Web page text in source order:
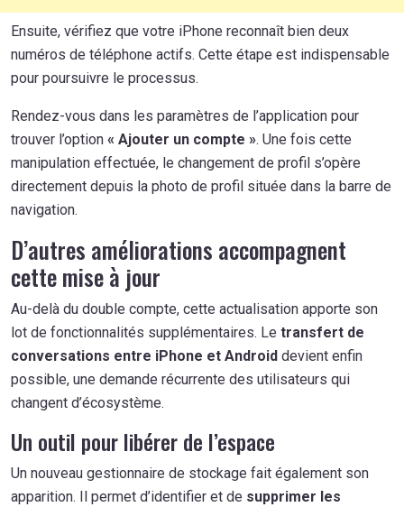
Ensuite, vérifiez que votre iPhone reconnaît bien deux
numéros de téléphone actifs. Cette étape est indispensable
pour poursuivre le processus.
Rendez-vous dans les paramètres de l’application pour
trouver l’option « Ajouter un compte ». Une fois cette
manipulation effectuée, le changement de profil s’opère
directement depuis la photo de profil située dans la barre de
navigation.
D’autres améliorations accompagnent
cette mise à jour
Au-delà du double compte, cette actualisation apporte son
lot de fonctionnalités supplémentaires. Le transfert de
conversations entre iPhone et Android devient enfin
possible, une demande récurrente des utilisateurs qui
changent d’écosystème.
Un outil pour libérer de l’espace
Un nouveau gestionnaire de stockage fait également son
apparition. Il permet d’identifier et de supprimer les